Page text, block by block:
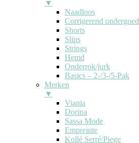
▼
Naadloos
Corrigerend ondergoed
Shorts
Slips
Strings
Hemd
Onderrok/jurk
Basics – 2-/3-/5-Pak
Merken
▼
Viania
Dorina
Sassa Mode
Empreinte
Kollé Serré/Piege